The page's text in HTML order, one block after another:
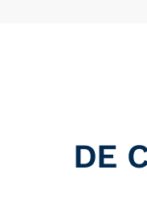
DE